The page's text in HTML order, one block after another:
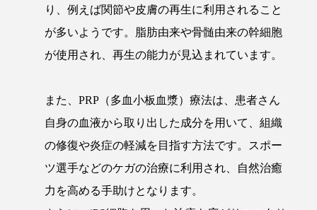
り、例えば関節や皮膚の再生に利用されること
が多いようです。脂肪由来や骨髄由来の幹細胞
が使用され、再生の能力が見込まれています。
また、PRP（多血小板血漿）療法は、患者さん
自身の血液から取り出した成分を用いて、組織
の修復や炎症の軽減を目指す方法です。スポー
ツ選手などのケガの治療に利用され、自然治癒
力を高める手助けとなります。